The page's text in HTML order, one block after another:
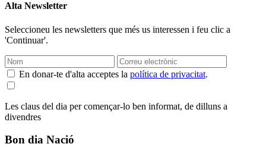
Alta Newsletter
Seleccioneu les newsletters que més us interessen i feu clic a
'Continuar'.
En donar-te d'alta acceptes la política de privacitat.
Les claus del dia per començar-lo ben informat, de dilluns a
divendres
Bon dia Nació